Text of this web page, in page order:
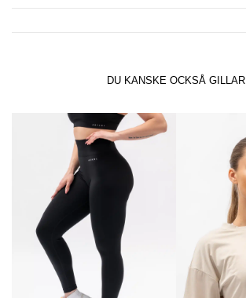
DU KANSKE OCKSÅ GILLAR